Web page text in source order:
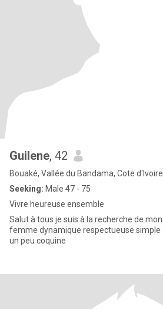
Guilene, 42
Bouaké, Vallée du Bandama, Cote d'Ivoire
Seeking: Male 47 - 75
Vivre heureuse ensemble
Salut à tous je suis à la recherche de mon prince je suis une
femme dynamique respectueuse simple et agréable mais parfois
un peu coquine